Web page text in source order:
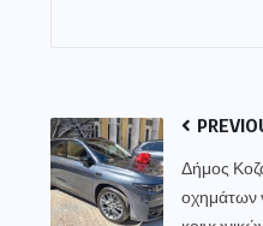
Δήμος
οχημάτων